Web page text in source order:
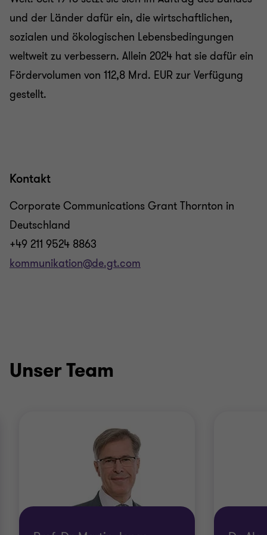
und der Länder dafür ein, die wirtschaftlichen,
sozialen und ökologischen Lebensbedingungen
weltweit zu verbessern. Allein 2024 hat sie dafür ein
Fördervolumen von 112,8 Mrd. EUR zur Verfügung
gestellt.
Kontakt
Corporate Communications Grant Thornton in
Deutschland
+49 211 9524 8863
kommunikation@de.gt.com
Unser Team